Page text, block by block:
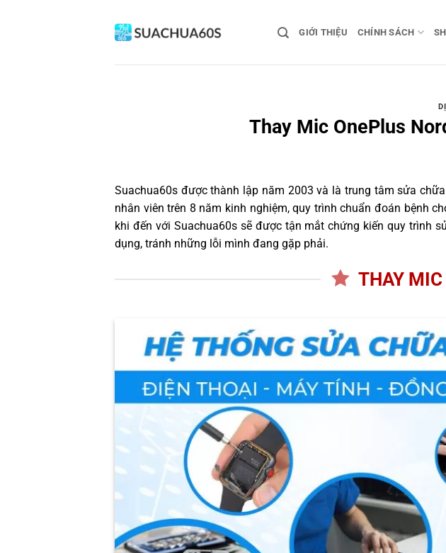
GIỚI THIỆU CHÍNH SÁCH
Thay Mic OnePlus
Suachua60s được thành lập năm 2003 và là trung tâm sửa
nhân viên trên 8 năm kinh nghiệm, quy trình chuẩn đoán bệnh
khi đến với Suachua60s sẽ được tận mắt chứng kiến quy trình
dụng, tránh những lỗi mình đang gặp phải.
THAY